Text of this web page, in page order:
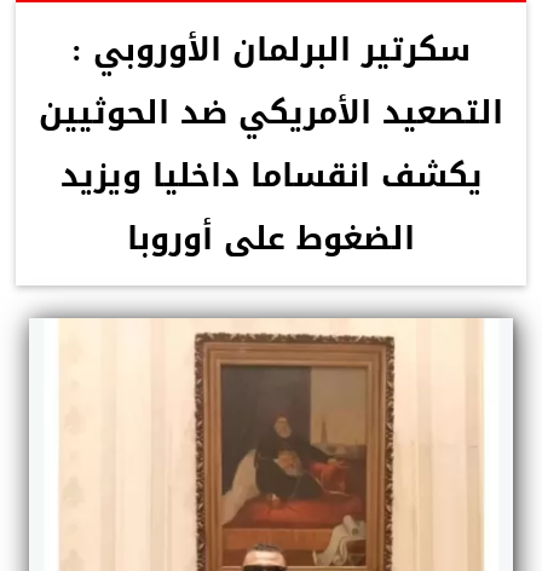
سكرتير البرلمان الأوروبي :
التصعيد الأمريكي ضد الحوثيين
يكشف انقساما داخليا ويزيد
الضغوط على أوروبا